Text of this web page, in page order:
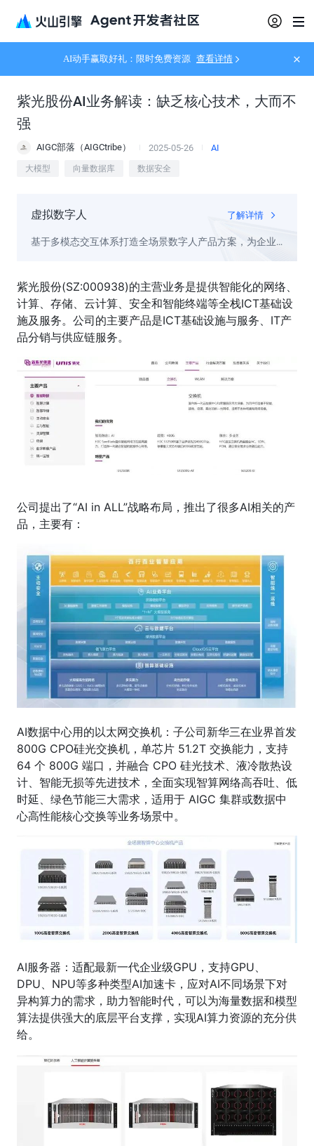
AI动手赢取好礼：限时免费资源 查看详情
紫光股份AI业务解读：缺乏核心技术，大而不
强
AIGC部落（AIGCtribe） 2025-05-26 AI
大模型 向量数据库 数据安全
虚拟数字人 了解详情
基于多模态交互体系打造全场景数字人产品方案，为企业
紫光股份(SZ:000938)的主营业务是提供智能化的网络、
计算、存储、云计算、安全和智能终端等全栈ICT基础设
施及服务。公司的主要产品是ICT基础设施与服务、IT产
品分销与供应链服务。
公司提出了“AI in ALL”战略布局，推出了很多AI相关的产
品，主要有：
AI数据中心用的以太网交换机：子公司新华三在业界首发
800G CPO硅光交换机，单芯片 51.2T 交换能力，支持
64 个 800G 端口，并融合 CPO 硅光技术、液冷散热设
计、智能无损等先进技术，全面实现智算网络高吞吐、低
时延、绿色节能三大需求，适用于 AIGC 集群或数据中
心高性能核心交换等业务场景中。
AI服务器：适配最新一代企业级GPU，支持GPU、
DPU、NPU等多种类型AI加速卡，应对AI不同场景下对
异构算力的需求，助力智能时代，可以为海量数据和模型
算法提供强大的底层平台支撑，实现AI算力资源的充分供
给。